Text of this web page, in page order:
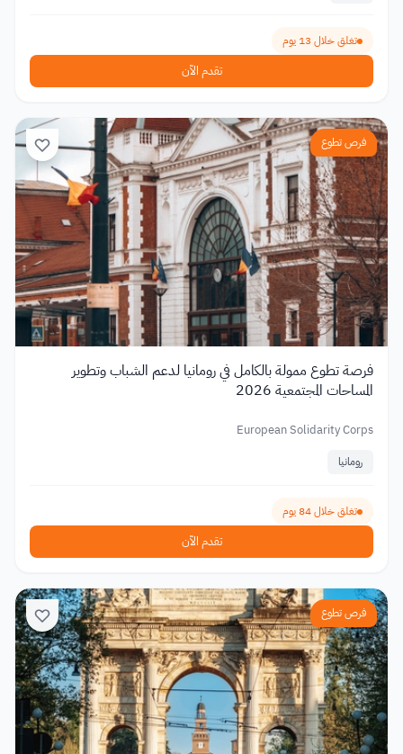
تغلق خلال 13 يوم
تقدم الآن
فرص تطوع
فرصة تطوع ممولة بالكامل في رومانيا لدعم الشباب وتطوير
المساحات المجتمعية 2026
European Solidarity Corps
رومانيا
تغلق خلال 84 يوم
تقدم الآن
فرص تطوع